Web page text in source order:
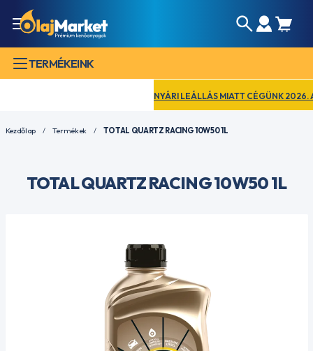
TERMÉKEINK
NYÁRI LEÁLLÁS MIATT CÉGÜNK 2026.
Kezdőlap Termékek TOTAL QUARTZ RACING 10W50 1L
TOTAL QUARTZ RACING 10W50 1L